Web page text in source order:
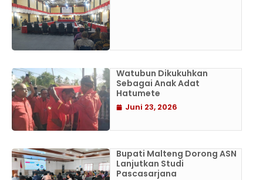
Watubun Dikukuhkan
Sebagai Anak Adat
Hatumete
Juni 23, 2026
Bupati Malteng Dorong ASN
Lanjutkan Studi
Pascasarjana